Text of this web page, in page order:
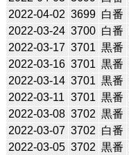
2022-04-02 3699 白番
2022-03-24 3700 白番
2022-03-17 3701 黒番
2022-03-16 3701 黒番
2022-03-14 3701 黒番
2022-03-11 3701 黒番
2022-03-08 3702 黒番
2022-03-07 3702 白番
2022-03-05 3702 黒番